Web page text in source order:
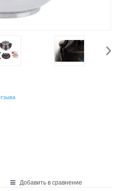
Добавить в сравнение